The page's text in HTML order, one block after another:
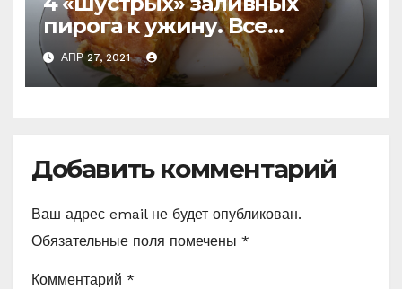
пирога к ужину. Все
перемешали и в духовку
(слишком просто, чтобы не
приготовить) Делюсь
АПР 27, 2021
Добавить комментарий
Ваш адрес email не будет опубликован.
Обязательные поля помечены *
Комментарий *